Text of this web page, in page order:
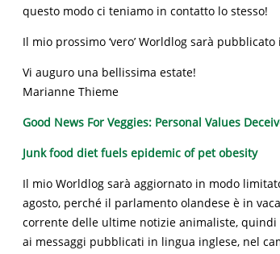
questo modo ci teniamo in contatto lo stesso!
Il mio prossimo ‘vero’ Worldlog sarà pubblicato
Vi auguro una bellissima estate!
Marianne Thieme
Good News For Veggies: Personal Values
Junk food diet fuels epidemic of pet obesity
Il mio Worldlog sarà aggiornato in modo
agosto, perché il parlamento olandese è in
corrente delle ultime notizie animaliste,
ai messaggi pubblicati in lingua inglese, nel